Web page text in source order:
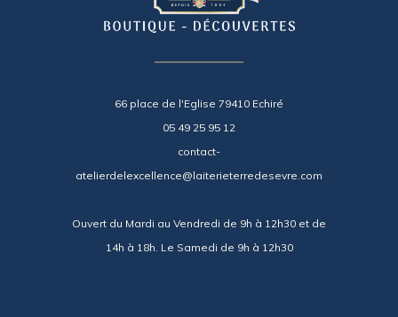
66 place de l'Eglise 79410 Echiré
05 49 25 95 12
contact-
atelierdelexcellence@laiterieterredesevre.com
Ouvert du Mardi au Vendredi de 9h à 12h30 et de
14h à 18h. Le Samedi de 9h à 12h30